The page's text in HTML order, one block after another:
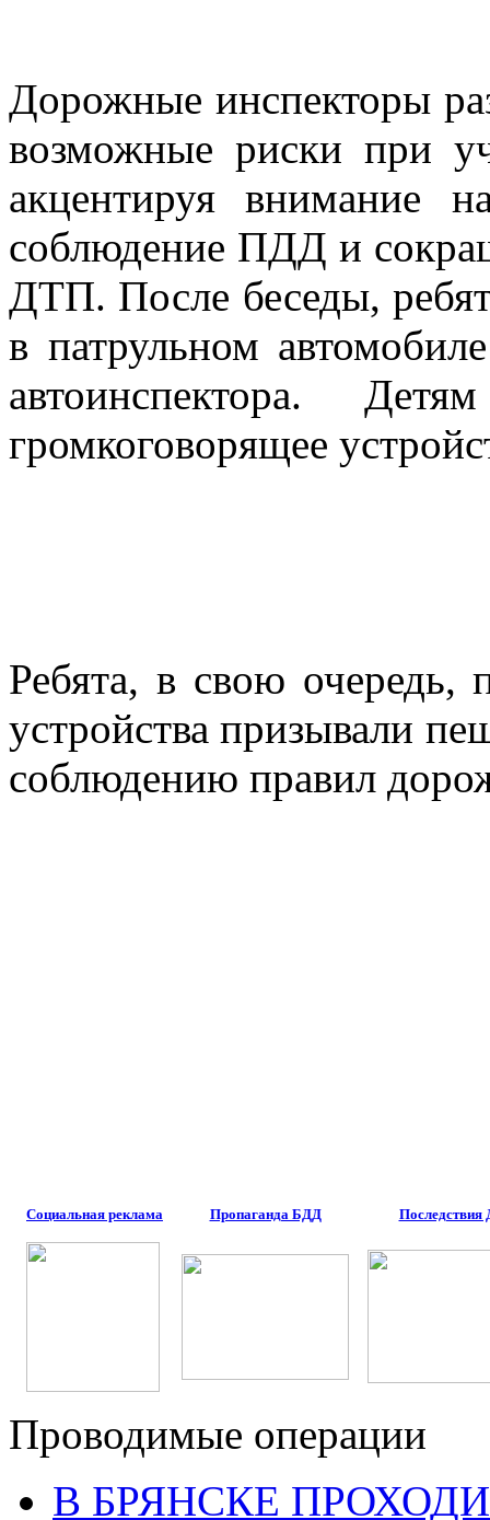
Дорожные инспекторы
возможные риски при
акцентируя внимание
соблюдение ПДД и
ДТП. После беседы,
в патрульном
автоинспектора.
громкоговорящее
Ребята, в свою очередь,
устройства призывали
соблюдению правил
Социальная реклама Пропаганда БДД
Проводимые операции
В БРЯНСКЕ